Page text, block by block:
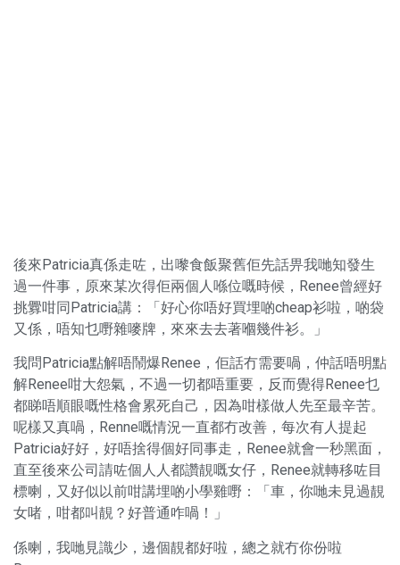
後來Patricia真係走咗，出嚟食飯聚舊佢先話畀我哋知發生
過一件事，原來某次得佢兩個人喺位嘅時候，Renee曾經好
挑釁咁同Patricia講：「好心你唔好買埋啲cheap衫啦，啲袋
又係，唔知乜嘢雜嘜牌，來來去去著嗰幾件衫。」
我問Patricia點解唔鬧爆Renee，佢話冇需要喎，仲話唔明點
解Renee咁大怨氣，不過一切都唔重要，反而覺得Renee乜
都睇唔順眼嘅性格會累死自己，因為咁樣做人先至最辛苦。
呢樣又真喎，Renne嘅情況一直都冇改善，每次有人提起
Patricia好好，好唔捨得個好同事走，Renee就會一秒黑面，
直至後來公司請咗個人人都讚靚嘅女仔，Renee就轉移咗目
標喇，又好似以前咁講埋啲小學雞嘢：「車，你哋未見過靚
女啫，咁都叫靚？好普通咋喎！」
係喇，我哋見識少，邊個靚都好啦，總之就冇你份啦